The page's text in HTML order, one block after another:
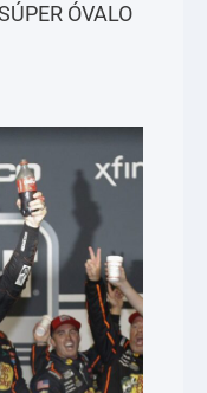
ÓVALO